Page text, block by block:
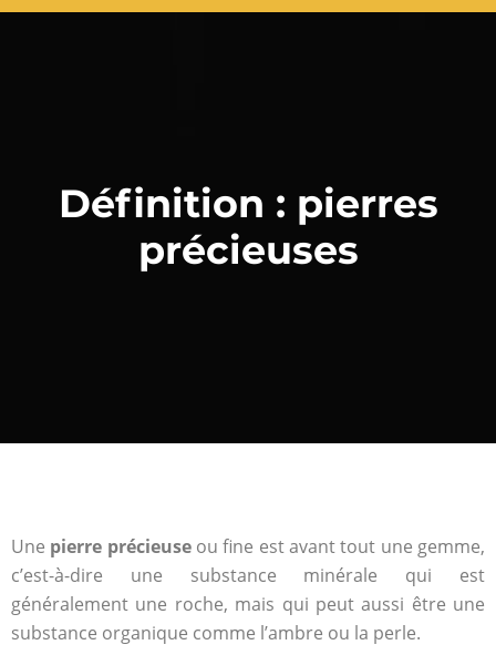
Définition : pierres
précieuses
Une pierre précieuseou fine est avant tout une gemme,
c’est-à-dire une substance minérale qui est
généralement une roche, mais qui peut aussi être une
substance organique comme l’ambre ou la perle.